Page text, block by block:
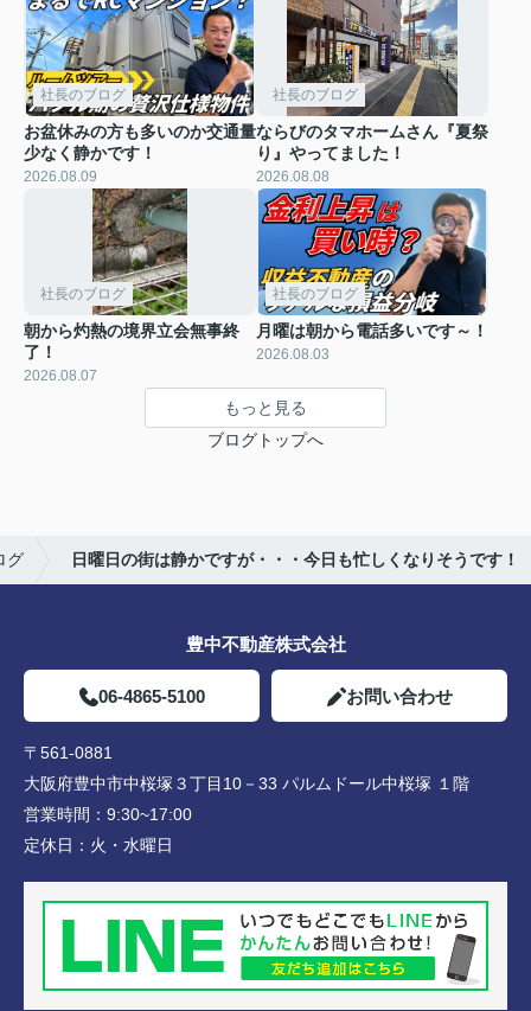
社長のブログ
お盆休みの方も多いのか交通量
少なく静かです！
2026.08.09
社長のブログ
ならびのタマホームさん『夏祭
り』やってました！
2026.08.08
社長のブログ
朝から灼熱の境界立会無事終
了！
2026.08.07
社長のブログ
月曜は朝から電話多いです～！
2026.08.03
もっと見る
ブログトップへ
グ 日曜日の街は静かですが・・・今日も忙しくなりそうです！
豊中不動産株式会社
06-4865-5100 お問い合わせ
〒561-0881
大阪府豊中市中桜塚３丁目10－33 パルムドール中桜塚 １階
営業時間： 9:30~17:00
定休日： 火・水曜日